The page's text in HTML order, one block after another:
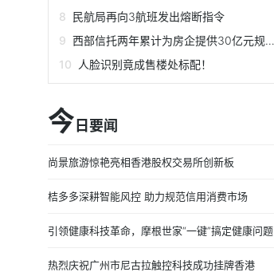
民航局再向3航班发出熔断指令
西部信托两年累计为房企提供30亿元规模“永续债”
人脸识别竟成售楼处标配！
今 日要闻
尚景旅游惊艳亮相香港股权交易所创新板
桔多多深耕智能风控 助力规范信用消费市场
引领健康科技革命，摩根世家“一键”搞定健康问题
热烈庆祝广州市尼古拉触控科技成功挂牌香港